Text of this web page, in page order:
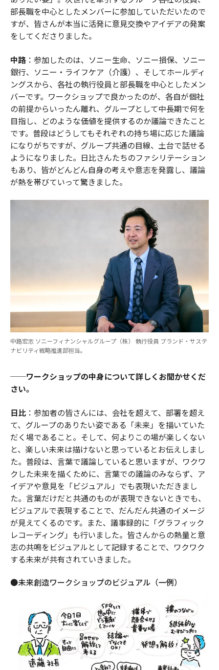
部長職を中心としたメンバーに参加していただいたので
すが、皆さんが本当に活発に意見交換やアイデアの発案
をしてくださりました。
中路：参加したのは、ソニー生命、ソニー損保、ソニー
銀行、ソニー・ライフケア（介護）、そしてホールディ
ングスから、各社の執行役員と部長職を中心としたメン
バーです。ワークショップで良かったのが、各自が個社
の前提からいったん離れ、グループとして中長期で何を
目指し、どのような価値を提供するのか議論できたこと
です。普段はどうしてもそれぞれの持ち場に応じた議論
になりがちですが、グループ共通の目線、土台で話せる
ようになりました。日比さんたちのファシリテーション
もあり、皆がどんどん自身の考えや意志を発露し、議論
が熱を帯びていって驚きました。
中路宏志 ソニーフィナンシャルグループ（株） 執行役員 ブランド・サステ
ナビリティ戦略推進部担当。
──ワークショップの中身について詳しくお聞かせくだ
さい。
日比：参加者の皆さんには、会社を超えて、部署を超え
て、グループのありたい姿である「未来」を描いていた
だく場であること。そして、何よりこの場が楽しくない
と、楽しい未来は描けないと思っているとお伝えしまし
た。普段は、言葉で議論していると思いますが、ワクワ
クした未来を描くために、言葉での議論のみならず、ア
イデアや意見を「ビジュアル」でも表現いただきまし
た。言葉だけだと共通のものが表現できないときでも、
ビジュアルで表現することで、だんだん共通のイメージ
が見えてくるのです。また、議事録的に「グラフィック
レコーディング」も行いました。皆さんからの熱量と意
志の共鳴をビジュアルとして記録することで、ワクワク
する未来が共有されていきました。
●未来創造ワークショップのビジュアル（一例）